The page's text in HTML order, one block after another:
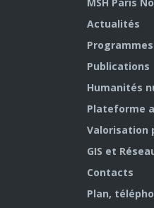
MSH Paris
Actualités
Publications
Humanités
Plateforme
Valorisation
GIS et
Contacts
Plan,